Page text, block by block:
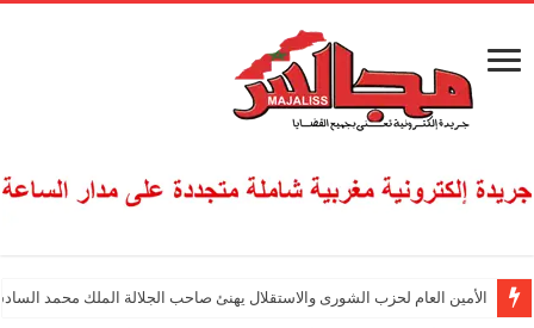
الأمين العام لحزب الشورى والاستقلال يهنئ صاحب الجلالة الملك محمد